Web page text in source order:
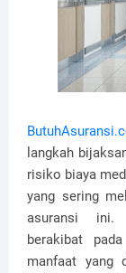
langkah
risiko biaya
yang sering
asuransi ini.
berakibat
manfaat yang